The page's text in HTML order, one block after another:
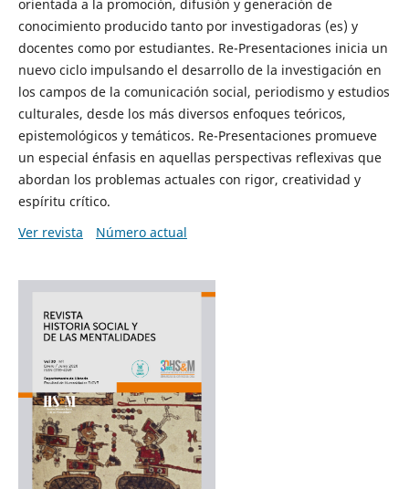
orientada a la promoción, difusión y generación de
conocimiento producido tanto por investigadoras (es) y
docentes como por estudiantes. Re-Presentaciones inicia un
nuevo ciclo impulsando el desarrollo de la investigación en
los campos de la comunicación social, periodismo y estudios
culturales, desde los más diversos enfoques teóricos,
epistemológicos y temáticos. Re-Presentaciones promueve
un especial énfasis en aquellas perspectivas reflexivas que
abordan los problemas actuales con rigor, creatividad y
espíritu crítico.
Ver revista
Número actual